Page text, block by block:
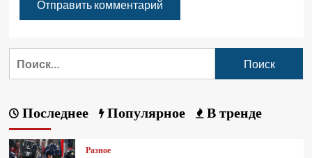
Последнее Популярное В тренде
Разное